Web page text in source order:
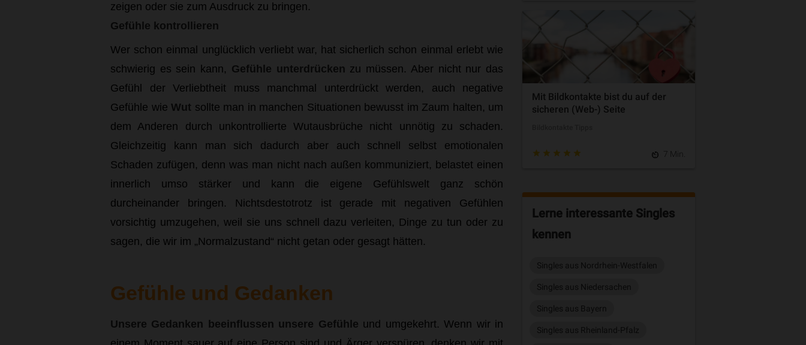
zeigen oder sie zum Ausdruck zu bringen.
Gefühle kontrollieren
Wer schon einmal unglücklich verliebt war, hat sicherlich schon einmal erlebt wie
schwierig es sein kann, Gefühle unterdrücken zu müssen. Aber nicht nur das
Gefühl der Verliebtheit muss manchmal unterdrückt werden, auch negative
Gefühle wie Wut sollte man in manchen Situationen bewusst im Zaum halten, um
dem Anderen durch unkontrollierte Wutausbrüche nicht unnötig zu schaden.
Gleichzeitig kann man sich dadurch aber auch schnell selbst emotionalen
Schaden zufügen, denn was man nicht nach außen kommuniziert, belastet einen
innerlich umso stärker und kann die eigene Gefühlswelt ganz schön
durcheinander bringen. Nichtsdestotrotz ist gerade mit negativen Gefühlen
vorsichtig umzugehen, weil sie uns schnell dazu verleiten, Dinge zu tun oder zu
sagen, die wir im „Normalzustand“ nicht getan oder gesagt hätten.
Gefühle und Gedanken
Unsere Gedanken beeinflussen unsere Gefühle und umgekehrt. Wenn wir in
Mit Bildkontakte bist du auf der
sicheren (Web-) Seite
7 Min.
Lerne interessante Singles
kennen
Singles aus Nordrhein-Westfalen
Singles aus Niedersachen
Singles aus Bayern
Singles aus Rheinland-Pfalz